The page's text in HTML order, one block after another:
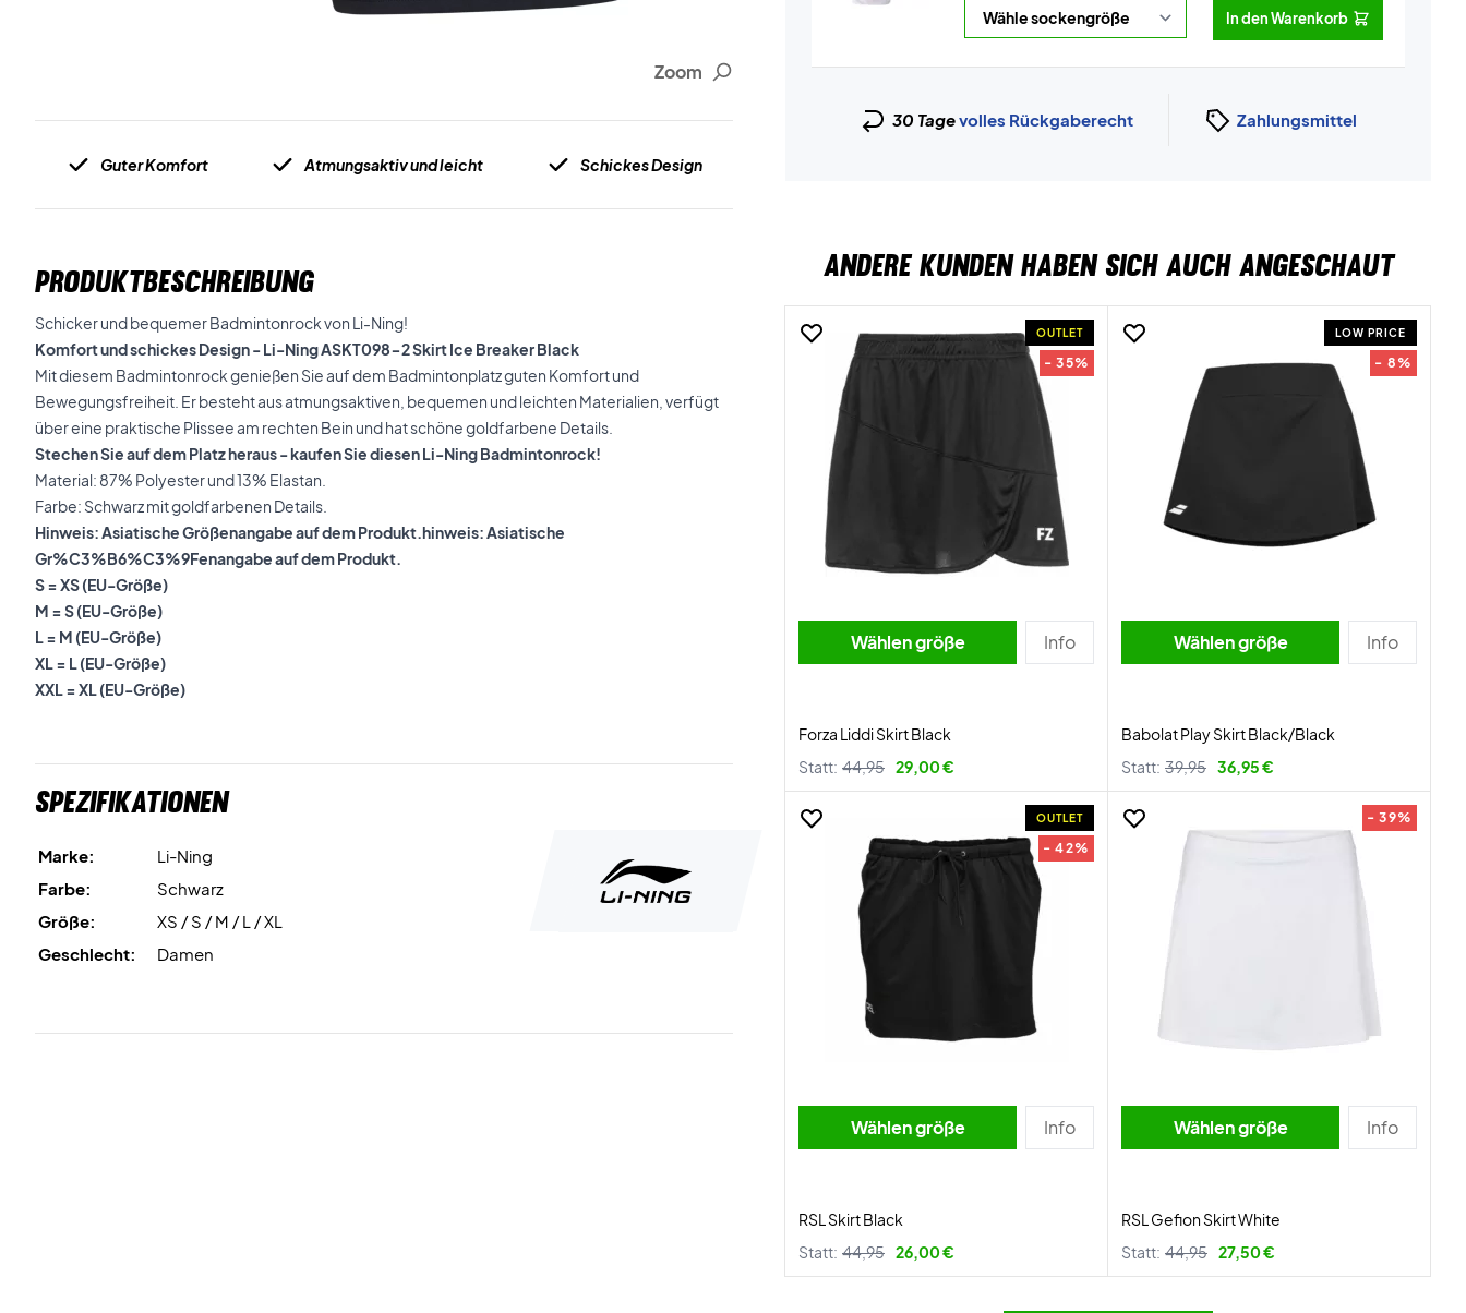
Zoom
Guter Komfort Atmungsaktiv und leicht Schickes Design
PRODUKTBESCHREIBUNG
Schicker und bequemer Badmintonrock von Li-Ning!
Komfort und schickes Design - Li-Ning ASKT098-2 Skirt Ice Breaker Black
Mit diesem Badmintonrock genießen Sie auf dem Badmintonplatz guten Komfort und
Bewegungsfreiheit. Er besteht aus atmungsaktiven, bequemen und leichten Materialien, verfügt
über eine praktische Plissee am rechten Bein und hat schöne goldfarbene Details.
Stechen Sie auf dem Platz heraus - kaufen Sie diesen Li-Ning Badmintonrock!
Material: 87% Polyester und 13% Elastan.
Farbe: Schwarz mit goldfarbenen Details.
Hinweis: Asiatische Größenangabe auf dem Produkt.hinweis: Asiatische
Gr%C3%B6%C3%9Fenangabe auf dem Produkt.
S = XS (EU-Größe)
M = S (EU-Größe)
L = M (EU-Größe)
XL = L (EU-Größe)
XXL = XL (EU-Größe)
Spezifikationen
Marke:
Li-Ning
Farbe:
Schwarz
Größe:
XS / S / M / L / XL
Geschlecht:
Damen
In den Warenkorb
30 Tagevolles Rückgaberecht Zahlungsmittel
ANDERE KUNDEN HABEN SICH AUCH ANGESCHAUT
OUTLET
- 35%
Wählen größe Info
Forza Liddi Skirt Black
Statt: 44,95 29,00 €
LOW PRICE
- 8%
Wählen größe Info
Babolat Play Skirt Black/Black
Statt: 39,95 36,95 €
OUTLET
- 42%
Wählen größe Info
RSL Skirt Black
Statt: 44,95 26,00 €
- 39%
Wählen größe Info
RSL Gefion Skirt White
Statt: 44,95 27,50 €